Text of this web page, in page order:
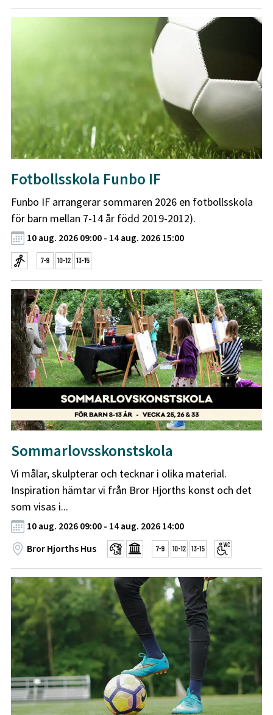
Fotbollsskola Funbo IF
Funbo IF arrangerar sommaren 2026 en fotbollsskola
för barn mellan 7-14 år född 2019-2012).
10 aug. 2026 09:00 - 14 aug. 2026 15:00
Sommarlovsskonstskola
Vi målar, skulpterar och tecknar i olika material.
Inspiration hämtar vi från Bror Hjorths konst och det
som visas i...
10 aug. 2026 09:00 - 14 aug. 2026 14:00
Bror Hjorths Hus